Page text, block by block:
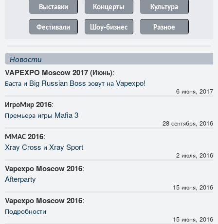
Выставки Концерты
Культура
Фестивали
Шоу-бизнес Разное
Новости
VAPEXPO Moscow 2017 (Июнь):
Баста и Big Russian Boss зовут на Vapexpo!
6 июня, 2017
ИгроМир 2016:
Премьера игры Mafia 3
28 сентября, 2016
ММАС 2016:
Xray Cross и Xray Sport
2 июля, 2016
Vapexpo Moscow 2016:
Afterparty
15 июня, 2016
Vapexpo Moscow 2016:
Подробности
15 июня, 2016